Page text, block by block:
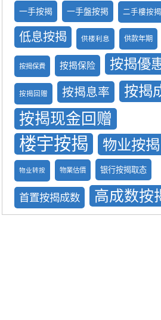
一手按揭 一手盤按掲 二手樓按揭
低息按揭 供楼利息 供款年期
按揭保費 按揭保险 按揭優
按揭回赠 按揭息率 按揭
按揭现金回赠
楼宇按揭 物业按揭
物业转按 物業估價 银行按揭取态
首置按揭成数 高成数按